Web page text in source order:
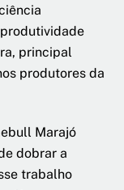
principal
produtores da
Marajó
dobrar a
trabalho